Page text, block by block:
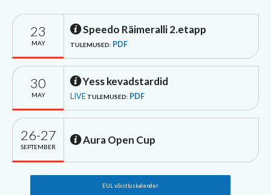
23
MAY
Speedo Räimeralli 2.etapp
TULEMUSED: PDF
30
MAY
Yess kevadstardid
LIVE TULEMUSED: PDF
26-27
SEPTEMBER
Aura Open Cup
EUL võistluskalender